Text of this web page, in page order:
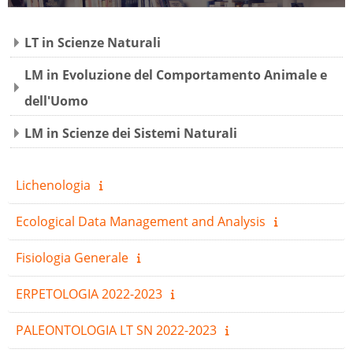
Cerca
corsi
LT in Scienze Naturali
LM in Evoluzione del Comportamento Animale e
dell'Uomo
LM in Scienze dei Sistemi Naturali
Lichenologia
Ecological Data Management and Analysis
Fisiologia Generale
ERPETOLOGIA 2022-2023
PALEONTOLOGIA LT SN 2022-2023